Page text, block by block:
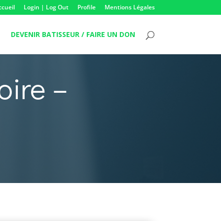
Login | Log Out Profile Mentions Légales
DEVENIR BATISSEUR / FAIRE UN DON
–